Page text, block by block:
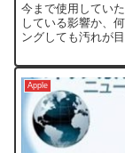
今まで使用してい
している影響か、
ングしても汚れが
Apple